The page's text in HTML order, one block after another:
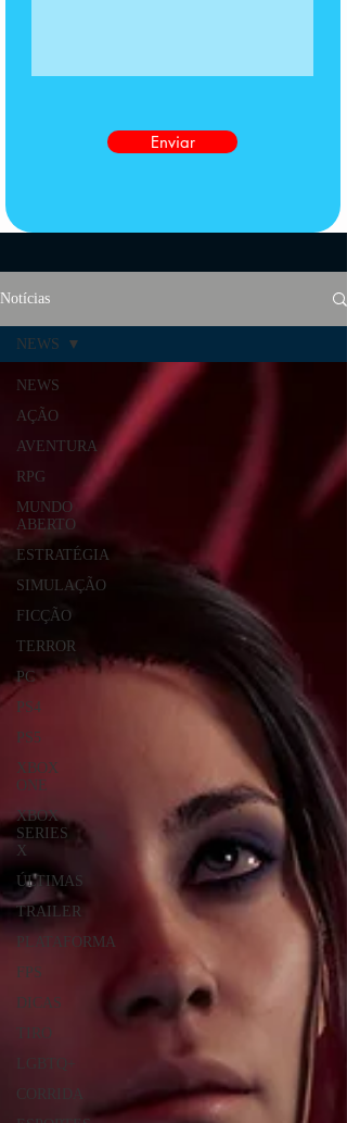
Enviar
Notícias
NEWS
AÇÃO
AVENTURA
RPG
MUNDO
ABERTO
ESTRATÉGIA
SIMULAÇÃO
FICÇÃO
TERROR
PC
PS4
PS5
XBOX
ONE
XBOX
SERIES
X
ÚLTIMAS
TRAILER
PLATAFORMA
FPS
DICAS
TIRO
LGBTQ+
CORRIDA
NEWS